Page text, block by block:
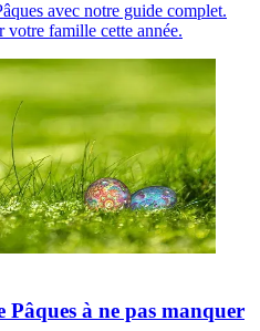
avec notre guide complet.
votre famille cette année.
Pâques à ne pas manquer